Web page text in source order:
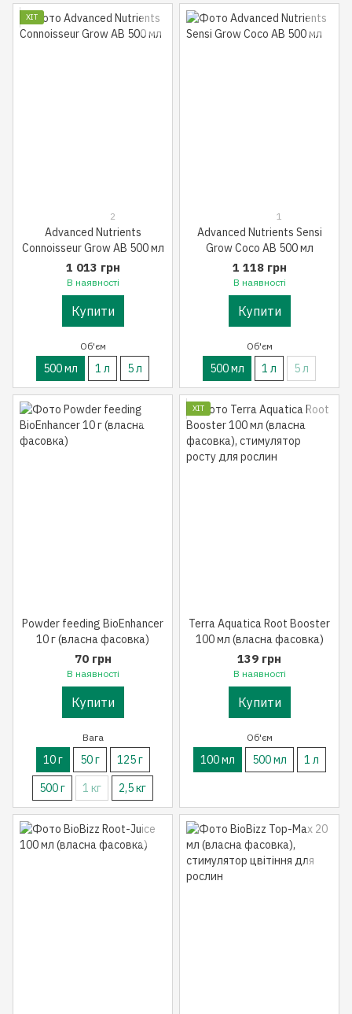
ХІТ
2
Advanced Nutrients
Connoisseur Grow AB 500 мл
1 013 грн
В наявності
Купити
Об'єм
500 мл 1 л 5 л
1
Advanced Nutrients Sensi
Grow Coco AB 500 мл
1 118 грн
В наявності
Купити
Об'єм
500 мл 1 л 5 л
Powder feeding BioEnhancer
10 г (власна фасовка)
70 грн
В наявності
Купити
Вага
10 г 50 г
125 г
500 г
1 кг 2,5 кг
ХІТ
Terra Aquatica Root Booster
100 мл (власна фасовка)
139 грн
В наявності
Купити
Об'єм
100 мл 500 мл 1 л